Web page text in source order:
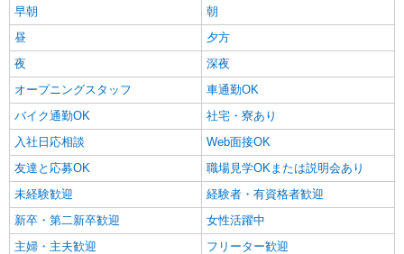
早朝
朝
昼
夕方
夜
深夜
オープニングスタッフ
車通勤OK
バイク通勤OK
社宅・寮あり
入社日応相談
Web面接OK
友達と応募OK
職場見学OKまたは説明会あり
未経験歓迎
経験者・有資格者歓迎
新卒・第二新卒歓迎
女性活躍中
主婦・主夫歓迎
フリーター歓迎